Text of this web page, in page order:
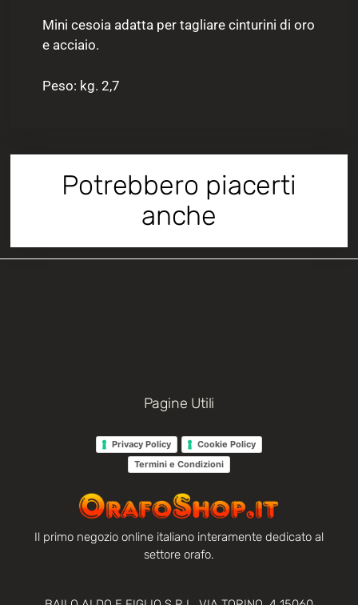
Mini cesoia adatta per tagliare cinturini di oro
e acciaio.
Peso: kg. 2,7
Potrebbero piacerti
anche
Pagine Utili
Privacy Policy
Cookie Policy
Termini e Condizioni
Il primo negozio online italiano interamente dedicato al
settore orafo.